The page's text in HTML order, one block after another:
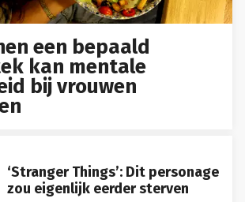
een bepaald
kan mentale
bij vrouwen
‘Stranger Things’: Dit personage
zou eigenlijk eerder sterven